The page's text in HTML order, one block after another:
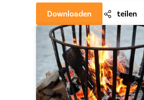
Downloaden teilen